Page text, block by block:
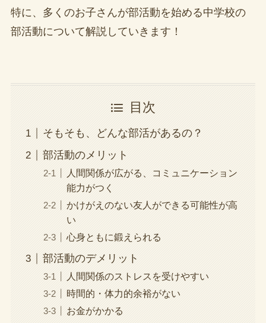
特に、多くのお子さんが部活動を始める中学校の
部活動について解説していきます！
目次
そもそも、どんな部活があるの？
部活動のメリット
人間関係が広がる、コミュニケーション
能力がつく
かけがえのない友人ができる可能性が高
い
心身ともに鍛えられる
部活動のデメリット
人間関係のストレスを受けやすい
時間的・体力的余裕がない
お金がかかる